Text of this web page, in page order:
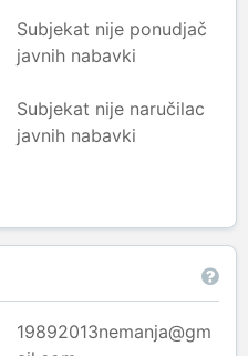
Subjekat nije ponudjač
javnih nabavki
Subjekat nije naručilac
javnih nabavki
19892013nemanja@gm